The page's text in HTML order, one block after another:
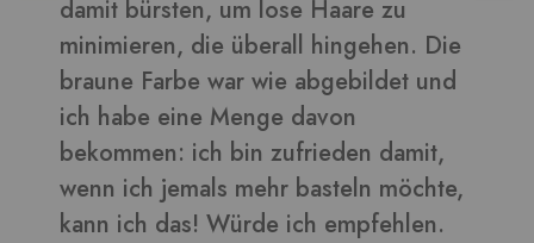
bürsten, um lose Haare zu
die überall hingehen. Die
Farbe war wie abgebildet und
habe eine Menge davon
ich bin zufrieden damit,
ich jemals mehr basteln möchte,
ich das! Würde ich empfehlen.